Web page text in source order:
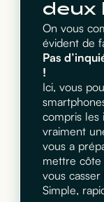
deux
On vous
évident de
Pas
!
Ici, vous
compris les
vraiment
vous a
mettre côte
vous
Simple,